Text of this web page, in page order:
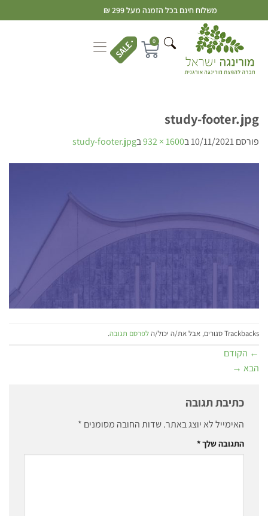
משלוח חינם בכל הזמנה מעל 299 ₪
0
study-footer.jpg
פורסם10/11/2021ב1600 × 932 בstudy-footer.jpg
Trackbacks סגורים, אבל את/ה יכול/ה לפרסם תגובה.
← הקודם
הבא →
כתיבת תגובה
האימייל לא יוצג באתר.שדות החובה מסומנים *
התגובה שלך*